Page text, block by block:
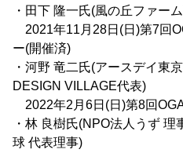
・田下 隆一氏(風の丘ファー
2021年11月28日(日)第7回
ー(開催済)
・河野 竜二氏(アースデイ東
DESIGN VILLAGE代表)
2022年2月6日(日)第8回
・林 良樹氏(NPO法人うず
球 代表理事)